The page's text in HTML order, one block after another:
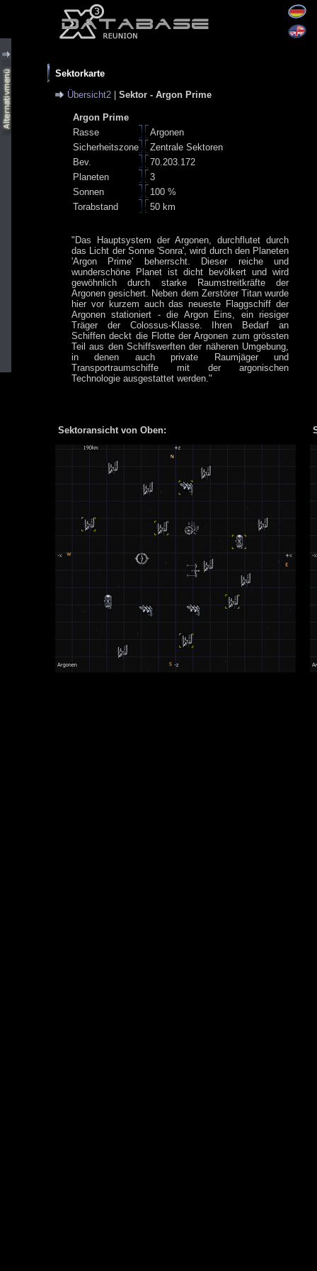
Sektorkarte
Übersicht2
Sektor - Argon Prime
Argon Prime
Rasse
Argonen
Sicherheitszone
Zentrale Sektoren
Bev.
70.203.172
Planeten
3
Sonnen
100 %
Torabstand
50 km
"Das Hauptsystem der Argonen, durchflutet durch
das Licht der Sonne 'Sonra', wird durch den Planeten
'Argon Prime' beherrscht. Dieser reiche und
wunderschöne Planet ist dicht bevölkert und wird
gewöhnlich durch starke Raumstreitkräfte der
Argonen gesichert. Neben dem Zerstörer Titan wurde
hier vor kurzem auch das neueste Flaggschiff der
Argonen stationiert - die Argon Eins, ein riesiger
Träger der Colossus-Klasse. Ihren Bedarf an
Schiffen deckt die Flotte der Argonen zum grössten
Teil aus den Schiffswerften der näheren Umgebung,
in denen auch private Raumjäger und
Transportraumschiffe mit der argonischen
Technologie ausgestattet werden."
Sektoransicht von Oben: